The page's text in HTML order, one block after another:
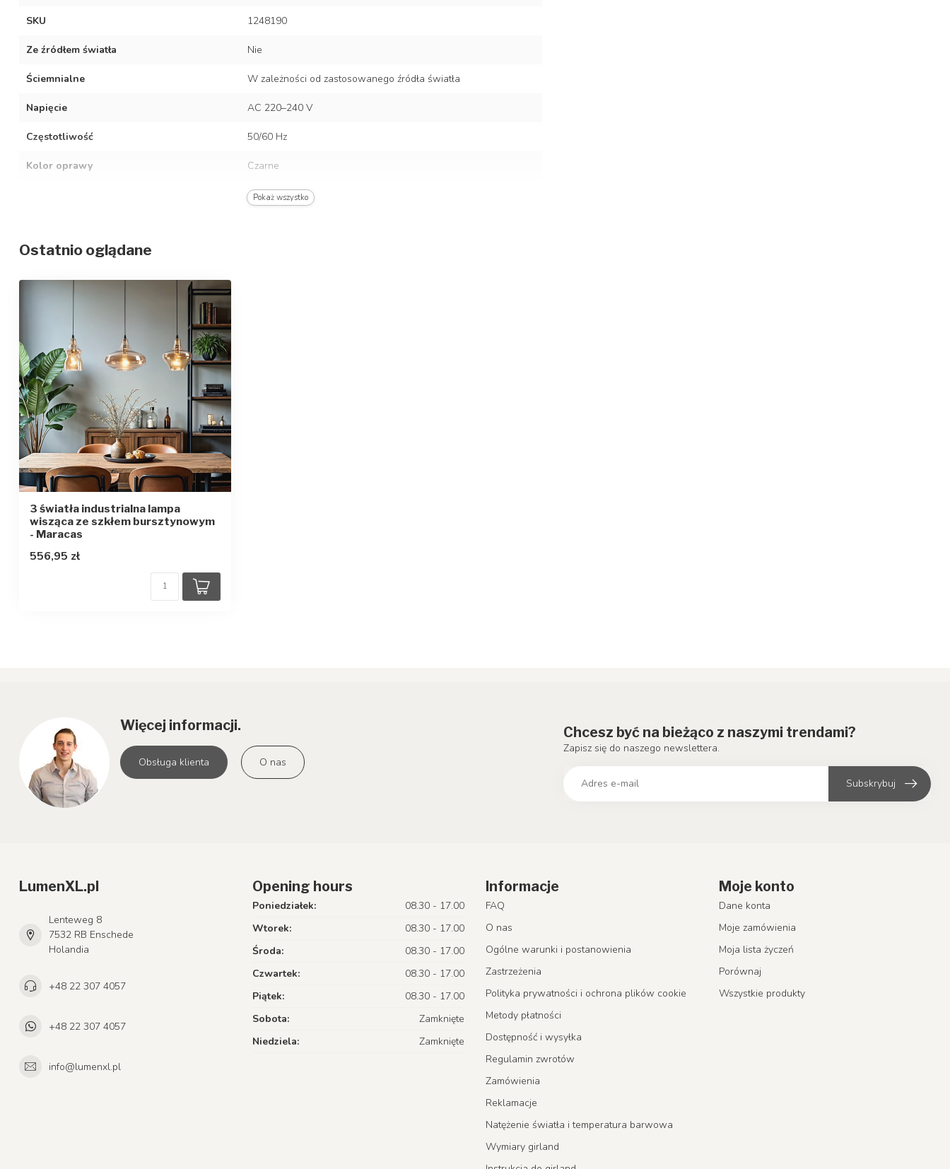
SKU 1248190
Ze źródłem światła Nie
Ściemnialne W zależności od zastosowanego źródła światła
Napięcie AC 220–240 V
Częstotliwość 50/60 Hz
Kolor oprawy Czarne
Stal nierdzewna i poliwęglan
Klasa ochrony
Pokaż wszystko
Ostatnio oglądane
3 światła industrialna lampa
wisząca ze szkłem bursztynowym
- Maracas
556,95 zł
Więcej informacji.
Obsługa klienta O nas
Chcesz być na bieżąco z naszymi trendami?
Zapisz się do naszego newslettera.
Subskrybuj
LumenXL.pl
Lenteweg 8
7532 RB Enschede
Holandia
+48 22 307 4057
+48 22 307 4057
info@lumenxl.pl
Opening hours
Poniedziałek:
08.30 - 17.00
Wtorek:
08.30 - 17.00
Środa:
08.30 - 17.00
Czwartek:
08.30 - 17.00
Piątek:
08.30 - 17.00
Sobota:
Zamknięte
Niedziela:
Zamknięte
Informacje
FAQ
O nas
Ogólne warunki i postanowienia
Zastrzeżenia
Polityka prywatności i ochrona plików cookie
Metody płatności
Dostępność i wysyłka
Regulamin zwrotów
Zamówienia
Reklamacje
Natężenie światła i temperatura barwowa
Wymiary girland
Moje konto
Dane konta
Moje zamówienia
Moja lista życzeń
Porównaj
Wszystkie produkty